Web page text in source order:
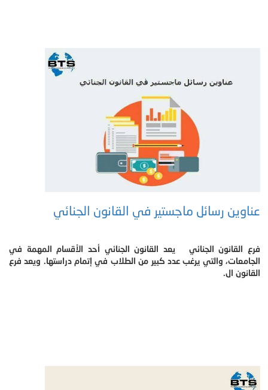
عناوين رسائل ماجستير في القانون الجنائي
فرع القانون الجنائي يعد القانون الجنائي أحد الأقسام المهمة في
الجامعات، والتي يرغب عدد كبير من الطلاب في إتمام دراستها. ويعد فرع
القانون ال.